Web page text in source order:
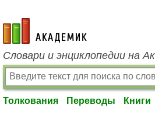
academic.ru
Словари и энциклопедии на
Толкования Переводы Книги